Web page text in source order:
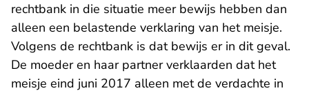
rechtbank in die situatie meer bewijs hebben dan
alleen een belastende verklaring van het meisje.
Volgens de rechtbank is dat bewijs er in dit geval.
De moeder en haar partner verklaarden dat het
meisje eind juni 2017 alleen met de verdachte in